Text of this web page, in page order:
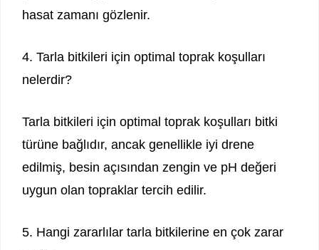
hasat zamanı gözlenir.
4. Tarla bitkileri için optimal toprak koşulları
nelerdir?
Tarla bitkileri için optimal toprak koşulları bitki
türüne bağlıdır, ancak genellikle iyi drene
edilmiş, besin açısından zengin ve pH değeri
uygun olan topraklar tercih edilir.
5. Hangi zararlılar tarla bitkilerine en çok zarar